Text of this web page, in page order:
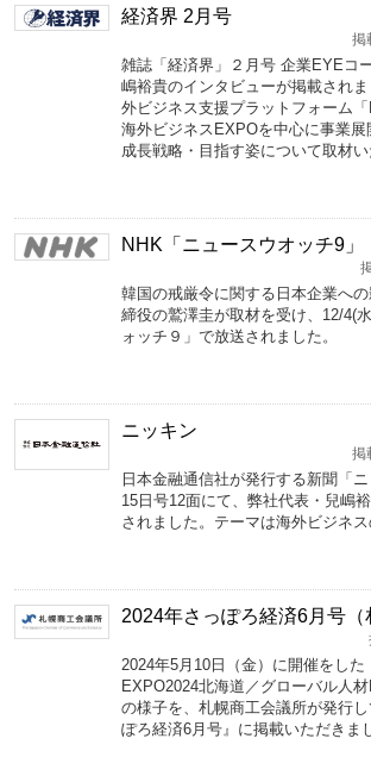
経済界 2月号
掲
雑誌「経済界」２月号 企業EYEコ
嶋裕貴のインタビューが掲載され
外ビジネス支援プラットフォーム
海外ビジネスEXPOを中心に事業
成長戦略・目指す姿について取材い
NHK「ニュースウオッチ9」
韓国の戒厳令に関する日本企業へ
締役の鷲澤圭が取材を受け、12/4(
ォッチ９」で放送されました。
ニッキン
掲
日本金融通信社が発行する新聞「
15日号12面にて、弊社代表・兒嶋
されました。テーマは海外ビジネス
2024年さっぽろ経済6月号（
2024年5月10日（金）に開催をした
EXPO2024北海道／グローバル人材
の様子を、札幌商工会議所が発行
ぽろ経済6月号』に掲載いただきま